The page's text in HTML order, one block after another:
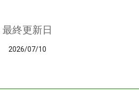
最終更新日
2026/07/10